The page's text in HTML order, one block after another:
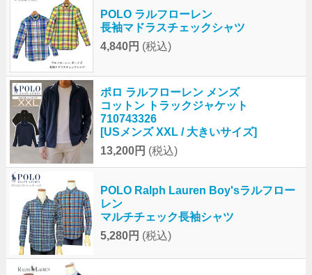
POLO ラルフローレン
長袖マドラスチェックシャツ
4,840円 (税込)
ポロ ラルフローレン メンズ
コットン トラックジャケット
710743326
[USメンズ XXL / 大きいサイズ]
13,200円 (税込)
POLO Ralph Lauren Boy'sラルフロー
レン
マルチチェック長袖シャツ
5,280円 (税込)